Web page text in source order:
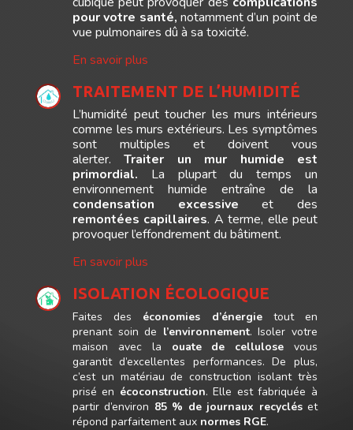
pour votre santé, notamment d’un point de
vue pulmonaires dû à sa toxicité.
En savoir plus
TRAITEMENT DE L’HUMIDITÉ
L’humidité peut toucher les murs intérieurs
comme les murs extérieurs. Les symptômes
sont multiples et doivent vous
alerter.Traiter un mur humide est
primordial. La plupart du temps un
environnement humide entraîne de la
condensation excessive et des
remontées capillaires. A terme, elle peut
provoquer l’effondrement du bâtiment.
En savoir plus
ISOLATION ÉCOLOGIQUE
Faites des économies d’énergie
tout en
prenant soin de l’environnement. Isoler votre
maison avec la
ouate de cellulose
vous
garantit d’excellentes performances. De plus,
c’est un matériau de construction isolant très
prisé en écoconstruction. Elle est fabriquée à
partir d’environ 85 % de journaux recycléset
répond parfaitement aux normes RGE.